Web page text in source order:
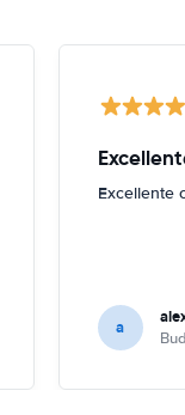
Excellente
a